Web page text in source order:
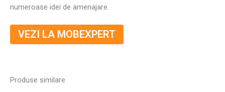
numeroase idei de amenajare.
VEZI LA MOBEXPERT
Produse similare